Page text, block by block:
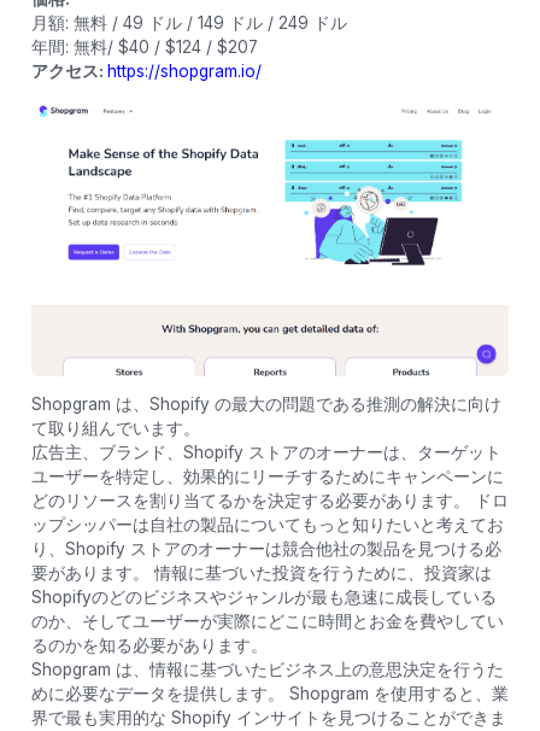
月額: 無料 / 49 ドル / 149 ドル / 249 ドル
年間: 無料/ $40 / $124 / $207
アクセス: https://shopgram.io/
Shopgram は、Shopify の最大の問題である推測の解決に向け
て取り組んでいます。
広告主、ブランド、Shopify ストアのオーナーは、ターゲット
ユーザーを特定し、効果的にリーチするためにキャンペーンに
どのリソースを割り当てるかを決定する必要があります。 ドロ
ップシッパーは自社の製品についてもっと知りたいと考えてお
り、Shopify ストアのオーナーは競合他社の製品を見つける必
要があります。 情報に基づいた投資を行うために、投資家は
Shopifyのどのビジネスやジャンルが最も急速に成長している
のか、そしてユーザーが実際にどこに時間とお金を費やしてい
るのかを知る必要があります。
Shopgram は、情報に基づいたビジネス上の意思決定を行うた
めに必要なデータを提供します。 Shopgram を使用すると、業
界で最も実用的な Shopify インサイトを見つけることができま